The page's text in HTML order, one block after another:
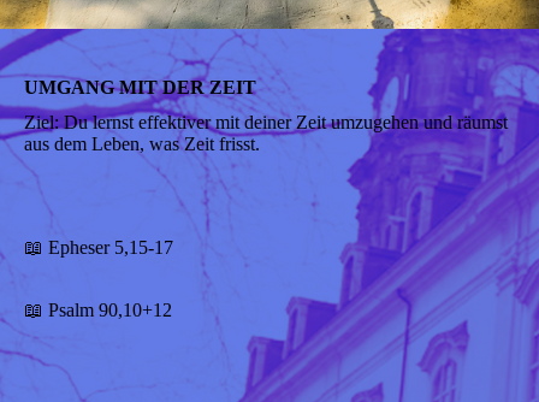
UMGANG MIT DER ZEIT
Ziel: Du lernst effektiver mit deiner Zeit umzugehen und räumst
aus dem Leben, was Zeit frisst.
📖 Epheser 5,15-17
📖 Psalm 90,10+12